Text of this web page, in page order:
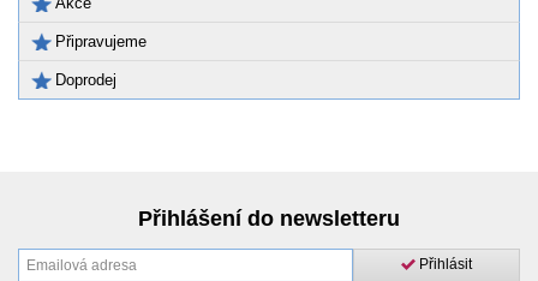
Připravujeme
Doprodej
Přihlášení do newsletteru
Přihlásit